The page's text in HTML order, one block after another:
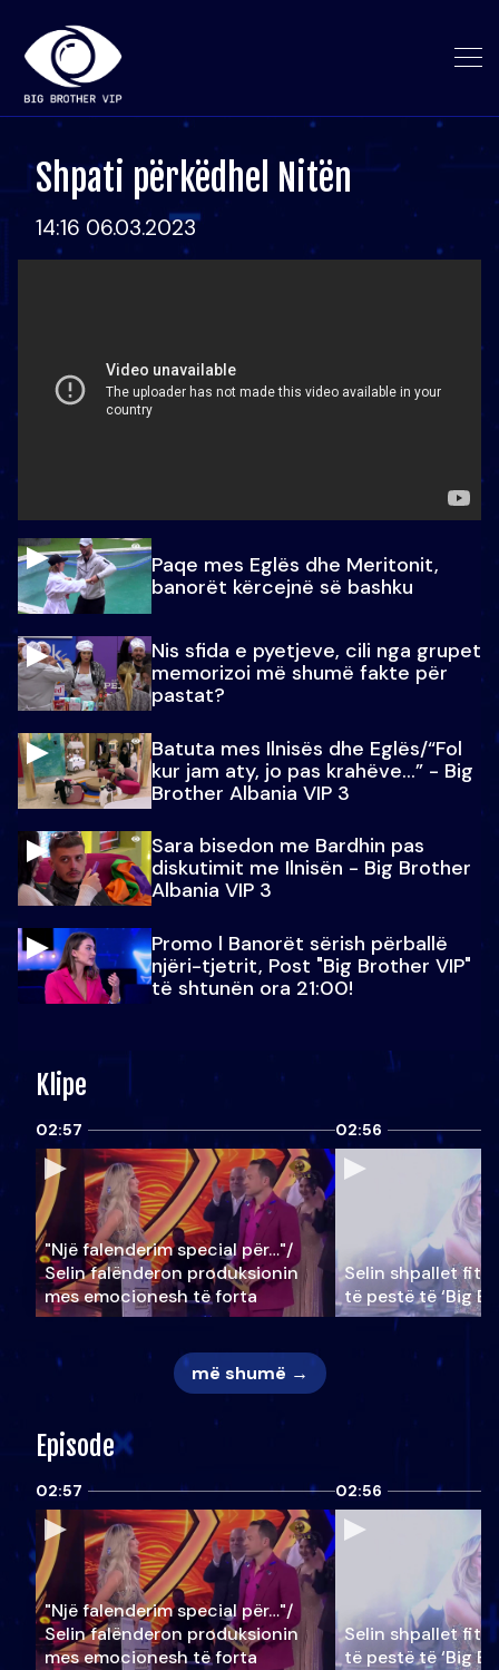
Shpati përkëdhel Nitën
14:16 06.03.2023
Paqe mes Eglës dhe Meritonit,
banorët kërcejnë së bashku
Nis sfida e pyetjeve, cili nga grupet
memorizoi më shumë fakte për
pastat?
Batuta mes Ilnisës dhe Eglës/“Fol
kur jam aty, jo pas krahëve…” - Big
Brother Albania VIP 3
Sara bisedon me Bardhin pas
diskutimit me Ilnisën - Big Brother
Albania VIP 3
Promo l Banorët sërish përballë
njëri-tjetrit, Post "Big Brother VIP"
të shtunën ora 21:00!
Klipe
02:57
"Një falenderim special për…"/
Selin falënderon produksionin
mes emocionesh të forta
02:56
Selin shpallet
të pestë të ‘Big
më shumë →
Episode
02:57
"Një falenderim special për…"/
Selin falënderon produksionin
mes emocionesh të forta
02:56
Selin shpallet
të pestë të ‘Big